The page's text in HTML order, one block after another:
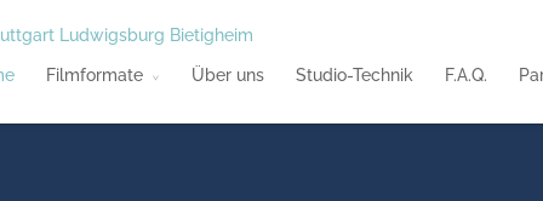
Filmformate Über uns Studio-Technik F.A.Q.